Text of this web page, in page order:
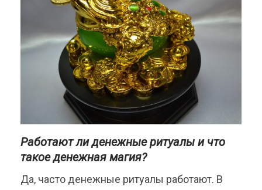
Работают ли денежные ритуалы и что
такое денежная магия?
Да, часто денежные ритуалы работают. В